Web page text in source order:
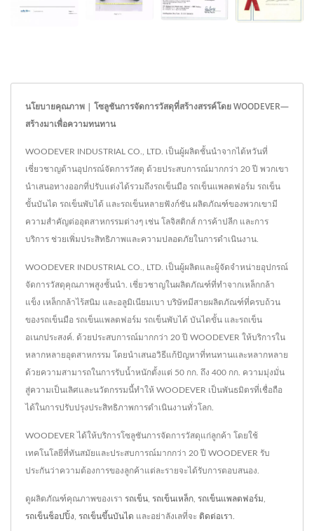
นโยบายคุณภาพ | โซลูชันการจัดการวัสดุที่สร้างสรรค์โดย WOODEVER—
สร้างมาเพื่อความทนทาน
WOODEVER INDUSTRIAL CO., LTD. เป็นผู้ผลิตชั้นนำจากไต้หวันที่
เชี่ยวชาญด้านอุปกรณ์จัดการวัสดุ ด้วยประสบการณ์มากกว่า 20 ปี พวกเขา
นำเสนอทางออกที่ปรับแต่งได้รวมถึงรถเข็นมือ รถเข็นแพลตฟอร์ม รถเข็น
ขั้นบันได รถเข็นพับได้ และรถเข็นหลายฟังก์ชัน ผลิตภัณฑ์ของพวกเขามี
ความสำคัญต่ออุตสาหกรรมต่างๆ เช่น โลจิสติกส์ การค้าปลีก และการ
บริการ ช่วยเพิ่มประสิทธิภาพและความปลอดภัยในการดำเนินงาน.
WOODEVER INDUSTRIAL CO., LTD. เป็นผู้ผลิตและผู้จัดจำหน่ายอุปกรณ์
จัดการวัสดุคุณภาพสูงชั้นนำ. เชี่ยวชาญในผลิตภัณฑ์ที่ทำจากเหล็กกล้า
แข็ง เหล็กกล้าไร้สนิม และอลูมิเนียมเบา บริษัทมีสายผลิตภัณฑ์ที่ครบถ้วน
ของรถเข็นมือ รถเข็นแพลตฟอร์ม รถเข็นพับได้ บันไดขั้น และรถเข็น
อเนกประสงค์. ด้วยประสบการณ์มากกว่า 20 ปี WOODEVER ให้บริการใน
หลากหลายอุตสาหกรรม โดยนำเสนอวิธีแก้ปัญหาที่ทนทานและหลากหลาย
ด้วยความสามารถในการรับน้ำหนักตั้งแต่ 50 กก. ถึง 400 กก. ความมุ่งมั่น
สู่ความเป็นเลิศและนวัตกรรมนี้ทำให้ WOODEVER เป็นพันธมิตรที่เชื่อถือ
ได้ในการปรับปรุงประสิทธิภาพการดำเนินงานทั่วโลก.
WOODEVER ได้ให้บริการโซลูชันการจัดการวัสดุแก่ลูกค้า โดยใช้
เทคโนโลยีที่ทันสมัยและประสบการณ์มากกว่า 20 ปี WOODEVER รับ
ประกันว่าความต้องการของลูกค้าแต่ละรายจะได้รับการตอบสนอง.
ดูผลิตภัณฑ์คุณภาพของเรา รถเข็น รถเข็นเหล็ก รถเข็นแพลตฟอร์ม
รถเข็นช็อปปิ้ง รถเข็นขึ้นบันได และอย่าลังเลที่จะ ติดต่อเรา